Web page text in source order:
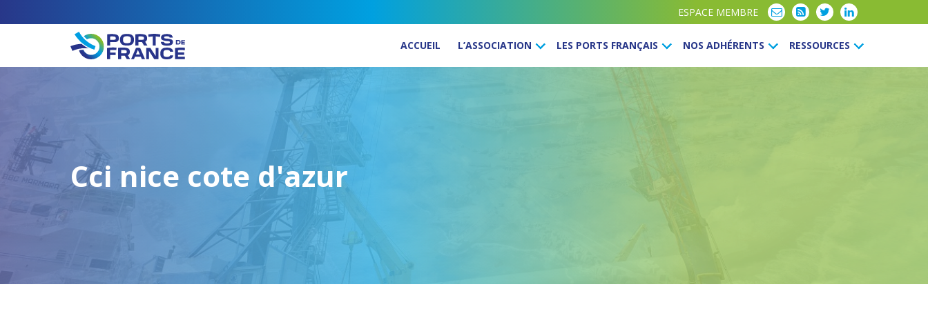
ESPACE MEMBRE
ACCUEIL L’ASSOCIATION LES PORTS FRANÇAIS NOS ADHÉRENTS RESSOURCES
Cci nice cote d'azur